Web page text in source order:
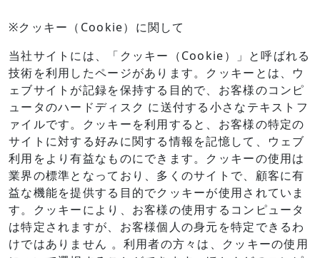
※クッキー（Cookie）に関して
当社サイトには、「クッキー（Cookie）」と呼ばれる
技術を利用したページがあります。クッキーとは、ウ
ェブサイトが記録を保持する目的で、お客様のコンピ
ュータのハードディスク に送付する小さなテキストフ
ァイルです。クッキーを利用すると、お客様の特定の
サイトに対する好みに関する情報を記憶して、ウェブ
利用をより有益なものにできます。クッキーの使用は
業界の標準となっており、多くのサイトで、顧客に有
益な機能を提供する目的でクッキーが使用されていま
す。クッキーにより、お客様の使用するコンピュータ
は特定されますが、お客様個人の身元を特定できるわ
けではありません 。利用者の方々は、クッキーの使用